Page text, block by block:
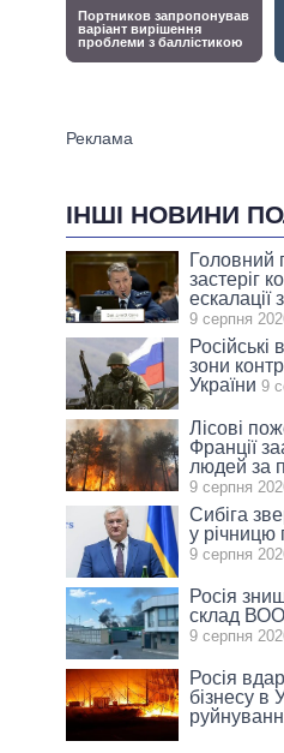
ІНШІ НОВИНИ
застеріг
ескалації
9 серпня
Російські
зони
України 9
Лісові
Франції
людей за
9 серпня
Сибіга
у річницю
9 серпня
Росія
склад
9 серпня
Росія
бізнесу в